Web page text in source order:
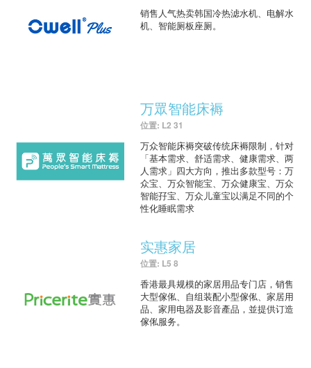
销售人气热卖韩国冷热滤水机、电解水
机、智能厕板座厕。
万眾智能床褥
位置: L2 31
万众智能床褥突破传统床褥限制，针对
「基本需求、舒适需求、健康需求、两
人需求」四大方向，推出多款型号：万
众宝、万众智能宝、万众健康宝、万众
智能孖宝、万众儿童宝以满足不同的个
性化睡眠需求
实惠家居
位置: L5 8
香港最具规模的家居用品专门店，销售
大型傢俬、自组装配小型傢俬、家居用
品、家用电器及影音產品，並提供订造
傢俬服务。